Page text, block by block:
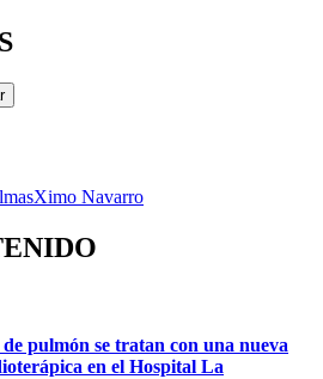
Ximo Navarro
de pulmón se tratan con una nueva
en el Hospital La